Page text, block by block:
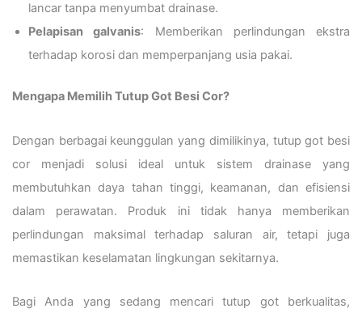
lancar tanpa menyumbat drainase.
Pelapisan galvanis: Memberikan perlindungan ekstra
terhadap korosi dan memperpanjang usia pakai.
Mengapa Memilih Tutup Got Besi Cor?
Dengan berbagai keunggulan yang dimilikinya, tutup got besi
cor menjadi solusi ideal untuk sistem drainase yang
membutuhkan daya tahan tinggi, keamanan, dan efisiensi
dalam perawatan. Produk ini tidak hanya memberikan
perlindungan maksimal terhadap saluran air, tetapi juga
memastikan keselamatan lingkungan sekitarnya.
Bagi Anda yang sedang mencari tutup got berkualitas,